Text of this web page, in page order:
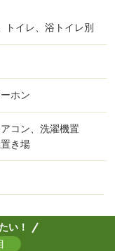
トイレ、浴トイレ別
ホン
コン、洗濯機置
き場
い！